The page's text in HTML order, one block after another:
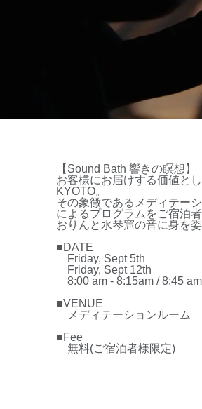
【Sound Bath 響きの瞑想】
お客様にお届けする価値と
KYOTO。
その象徴であるメディテー
によるプログラムをご宿泊
おりんと水琴窟の音に身を
■DATE
Friday, Sept 5th
Friday, Sept 12th
8:00 am - 8:15am / 8:45
■VENUE
メディテーションルーム
■Fee
無料(ご宿泊者様限定)